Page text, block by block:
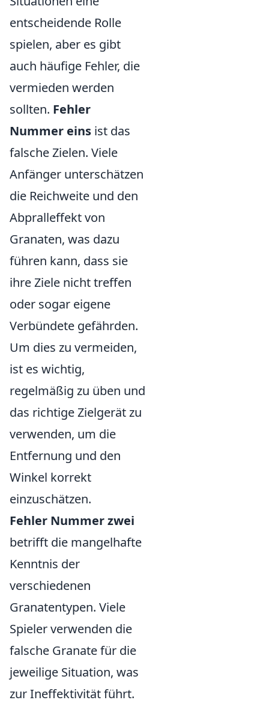
entscheidende Rolle
spielen, aber es gibt
auch häufige Fehler, die
vermieden werden
sollten. Fehler
Nummer eins ist das
falsche Zielen. Viele
Anfänger unterschätzen
die Reichweite und den
Abpralleffekt von
Granaten, was dazu
führen kann, dass sie
ihre Ziele nicht treffen
oder sogar eigene
Verbündete gefährden.
Um dies zu vermeiden,
ist es wichtig,
regelmäßig zu üben und
das richtige Zielgerät zu
verwenden, um die
Entfernung und den
Winkel korrekt
einzuschätzen.
Fehler Nummer zwei
betrifft die mangelhafte
Kenntnis der
verschiedenen
Granatentypen. Viele
Spieler verwenden die
falsche Granate für die
jeweilige Situation, was
zur Ineffektivität führt.